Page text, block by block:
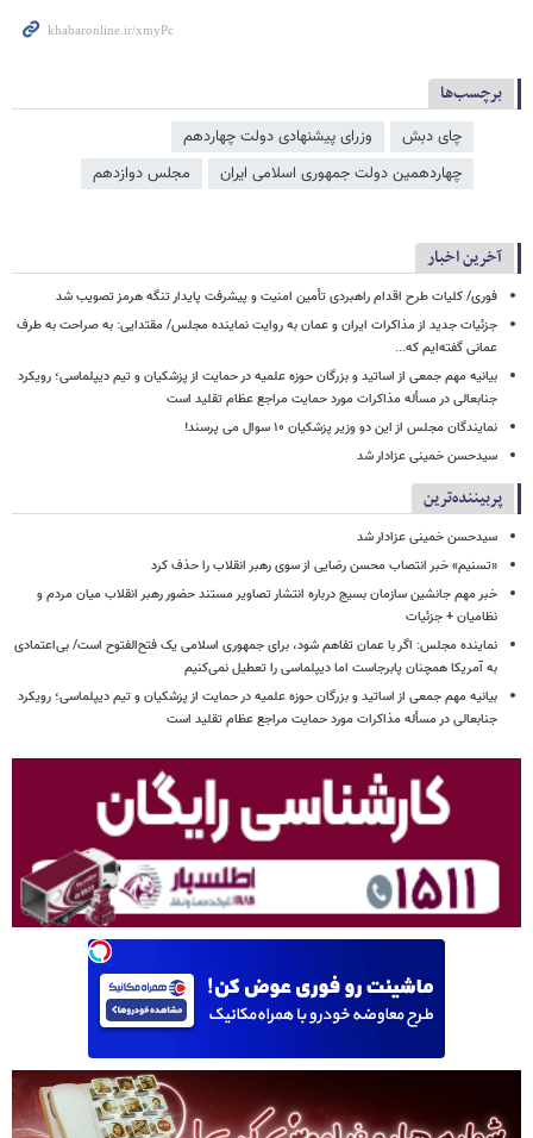
برچسب‌ها
چای دبش
وزرای پیشنهادی دولت چهاردهم
چهاردهمین دولت جمهوری اسلامی ایران
مجلس دوازدهم
آخرین اخبار
فوری/ کلیات طرح اقدام راهبردی تأمین امنیت و پیشرفت پایدار تنگه هرمز تصویب شد
جزئیات جدید از مذاکرات ایران و عمان به روایت نماینده مجلس/ مقتدایی: به صراحت به طرف
عمانی گفته‌ایم که...
بیانیه مهم جمعی از اساتید و بزرگان حوزه علمیه در حمایت از پزشکیان و تیم دیپلماسی؛ رویکرد
جنابعالی در مسأله مذاکرات مورد حمایت مراجع عظام تقلید است
نمایندگان مجلس از این دو وزیر پزشکیان ۱۰ سوال می پرسند!
سیدحسن خمینی عزادار شد
پربیننده‌ترین
سیدحسن خمینی عزادار شد
«تسنیم» خبر انتصاب محسن رضایی از سوی رهبر انقلاب را حذف کرد
خبر مهم جانشین سازمان بسیج درباره انتشار تصاویر مستند حضور رهبر انقلاب میان مردم و
نظامیان + جزئیات
نماینده مجلس: اگر با عمان تفاهم شود، برای جمهوری اسلامی یک فتح‌الفتوح است/ بی‌اعتمادی
به آمریکا همچنان پابرجاست اما دیپلماسی را تعطیل نمی‌کنیم
بیانیه مهم جمعی از اساتید و بزرگان حوزه علمیه در حمایت از پزشکیان و تیم دیپلماسی؛ رویکرد
جنابعالی در مسأله مذاکرات مورد حمایت مراجع عظام تقلید است